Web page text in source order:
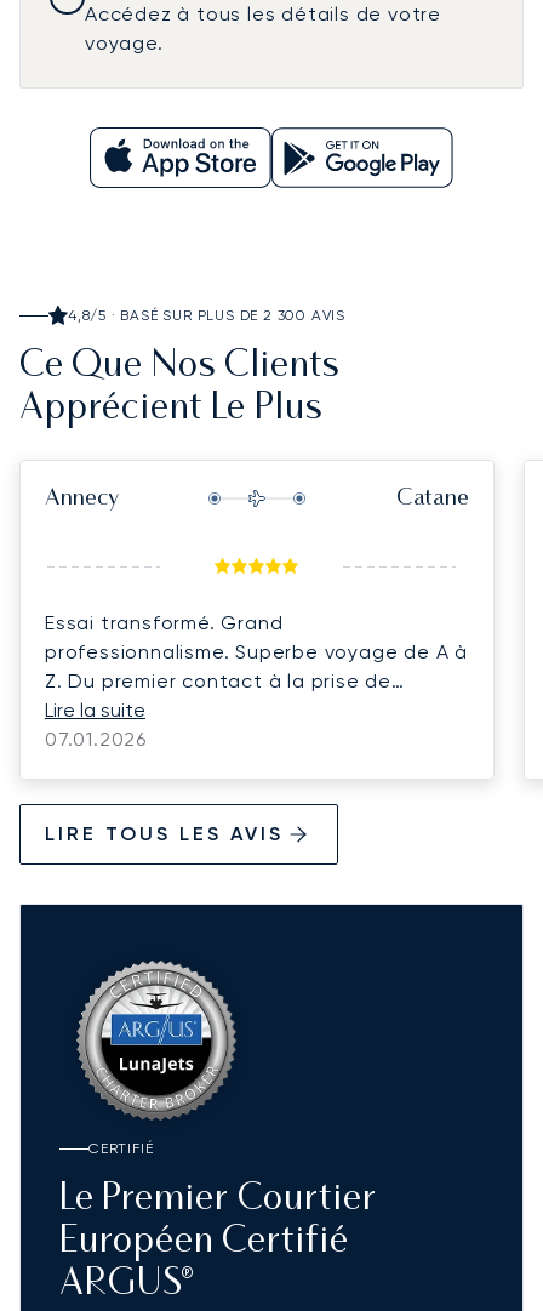
Accédez à tous les détails de votre
voyage.
4,8/5 · BASÉ SUR PLUS DE 2 300 AVIS
Ce Que Nos Clients
Apprécient Le Plus
Annecy Catane
Essai transformé. Grand
professionnalisme. Superbe voyage de A à
Z. Du premier contact à la prise de
possession du véhicule de location dans
la ville de destination.
Lire la suite
07.01.2026
LIRE TOUS LES AVIS
CERTIFIÉ
Le Premier Courtier
Européen Certifié
ARGUS®